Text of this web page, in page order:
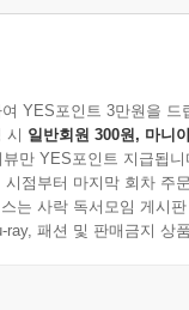
YES포인트 3만원을 드
시 일반회원 300원, 마니
만 YES포인트 지급됩니
점부터 마지막 회차 주
는 사락 독서모임 게시
ray, 패션 및 판매금지 상